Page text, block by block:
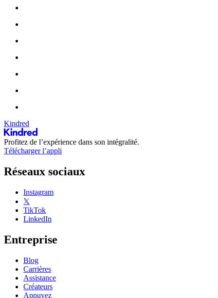
Kindred
Profitez de l’expérience dans son intégralité.
Télécharger l’appli
Réseaux sociaux
Instagram
𝕏
TikTok
LinkedIn
Entreprise
Blog
Carrières
Assistance
Créateurs
Appuyez